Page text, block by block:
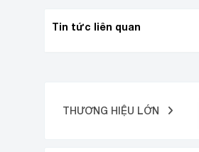
Tin tức liên quan
THƯƠNG HIỆU LỚN